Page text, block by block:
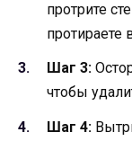
протрите
протираете
Шаг 3:
чтобы
Шаг 4: